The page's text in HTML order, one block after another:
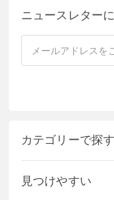
ニュースレター
カテゴリーで探す
見つけやすい